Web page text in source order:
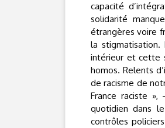
capacité
solidarité
étrangères voire
la
intérieur et cette
homos. Relents
de racisme de
France raciste
quotidien dans
contrôles